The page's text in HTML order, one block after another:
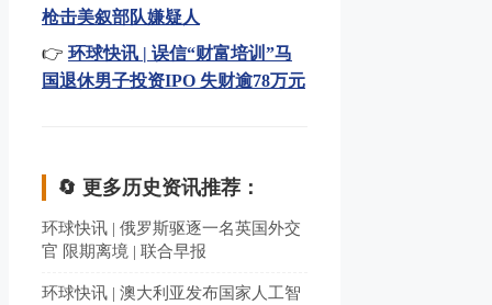
枪击美叙部队嫌疑人
👉 环球快讯 | 误信“财富培训”马
国退休男子投资IPO 失财逾78万元
🔄 更多历史资讯推荐：
环球快讯 | 俄罗斯驱逐一名英国外交
官 限期离境 | 联合早报
环球快讯 | 澳大利亚发布国家人工智